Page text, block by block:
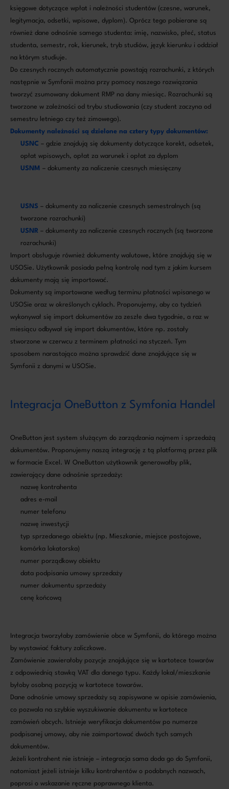
księgowe dotyczące wpłat i należności studentów (czesne, warunek,
legitymacja, odsetki, wpisowe, dyplom). Oprócz tego pobierane są
również dane odnośnie samego studenta: imię, nazwisko, płeć, status
studenta, semestr, rok, kierunek, tryb studiów, język kierunku i oddział
na którym studiuje.
Do czesnych rocznych automatycznie powstają rozrachunki, z których
następnie w Symfonii można przy pomocy naszego rozwiązania
tworzyć zsumowany dokument RMP na dany miesiąc. Rozrachunki są
tworzone w zależności od trybu studiowania (czy student zaczyna od
semestru letniego czy też zimowego).
Dokumenty należności są dzielone na cztery typy dokumentów:
USNC – gdzie znajdują się dokumenty dotyczące korekt, odsetek,
opłat wpisowych, opłat za warunek i opłat za dyplom
USNM
– dokumenty za naliczenie czesnych miesięczny
USNS – dokumenty za naliczenie czesnych semestralnych (są
tworzone rozrachunki)
USNR – dokumenty za naliczenie czesnych rocznych (są tworzone
rozrachunki)
Import obsługuje również dokumenty walutowe, które znajdują się w
USOSie. Użytkownik posiada pełną kontrolę nad tym z jakim kursem
dokumenty mają się importować.
Dokumenty są importowane według terminu płatności wpisanego w
USOSie oraz w określonych cyklach. Proponujemy, aby co tydzień
wykonywał się import dokumentów za zeszłe dwa tygodnie, a raz w
miesiącu odbywał się import dokumentów, które np. zostały
stworzone w czerwcu z terminem płatności na styczeń. Tym
sposobem narastająco można sprawdzić dane znajdujące się w
Symfonii z danymi w USOSie.
Integracja OneButton z Symfonia Handel
OneButton jest system służącym do zarządzania najmem i sprzedażą
dokumentów. Proponujemy naszą integrację z tą platformą przez plik
w formacie Excel. W OneButton użytkownik generowałby plik,
zawierający dane odnośnie sprzedaży:
nazwę kontrahenta
adres e-mail
numer telefonu
nazwę inwestycji
typ sprzedanego obiektu (np. Mieszkanie, miejsce postojowe,
komórka lokatorska)
numer porządkowy obiektu
data podpisania umowy sprzedaży
numer dokumentu sprzedaży
cenę końcową
Integracja tworzyłaby zamówienie obce w Symfonii, do którego można
by wystawiać faktury zaliczkowe.
Zamówienie zawierałoby pozycje znajdujące się w kartotece towarów
z odpowiednią stawką VAT dla danego typu. Każdy lokal/mieszkanie
byłoby osobną pozycją w kartotece towarów.
Dane odnośnie umowy sprzedaży są zapisywane w opisie zamówienia,
co pozwala na szybkie wyszukiwanie dokumentu w kartotece
zamówień obcych. Istnieje weryfikacja dokumentów po numerze
podpisanej umowy, aby nie zaimportować dwóch tych samych
dokumentów.
Jeżeli kontrahent nie istnieje – integracja sama doda go do Symfonii,
natomiast jeżeli istnieje kilku kontrahentów o podobnych nazwach,
poprosi o wskazanie ręczne poprawnego klienta.